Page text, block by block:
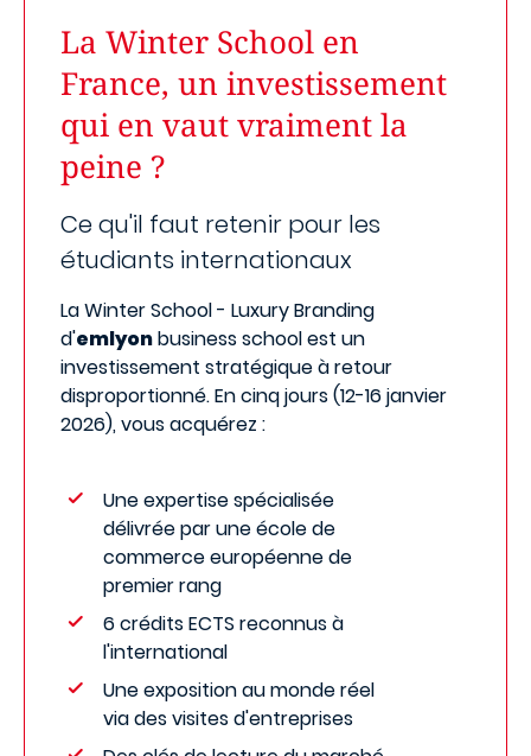
La Winter School en
France, un investissement
qui en vaut vraiment la
peine ?
Ce qu'il faut retenir pour les
étudiants internationaux
La Winter School - Luxury Branding
d'emlyonbusiness school est un
investissement stratégique à retour
disproportionné. En cinq jours (12-16 janvier
2026), vous acquérez :
Une expertise spécialisée
délivrée par une école de
commerce européenne de
premier rang
6 crédits ECTS reconnus à
l'international
Une exposition au monde réel
via des visites d'entreprises